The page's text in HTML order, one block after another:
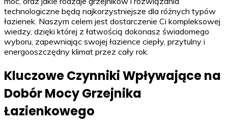
technologiczne będą najkorzystniejsze dla różnych typów
łazienek. Naszym celem jest dostarczenie Ci kompleksowej
wiedzy, dzięki której z łatwością dokonasz świadomego
wyboru, zapewniając swojej łazience ciepły, przytulny i
energooszczędny klimat przez cały rok.
Kluczowe Czynniki Wpływające na
Dobór Mocy Grzejnika
Łazienkowego